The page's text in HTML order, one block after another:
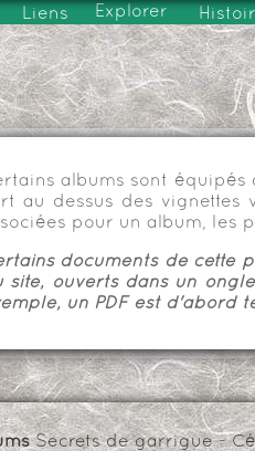
Liens Explorer
albums sont
au dessus des
pour un album, les
documents de cette
site, ouverts dans un
un PDF est d'abord
Secrets de garrigue -